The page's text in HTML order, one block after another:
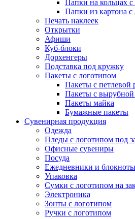
Папки на кольцах
Папки из картона
Печать наклеек
Открытки
Афиши
Куб-блоки
Дорхенгеры
Подставка под кружку
Пакеты с логотипом
Пакеты с петлевой
Пакеты с вырубной
Пакеты майка
Бумажные пакеты
Сувенирная продукция
Одежда
Пледы с логотипом под
Офисные сувениры
Посуда
Ежедневники и
Упаковка
Сумки с логотипом на
Электроника
Зонты с логотипом
Ручки с логотипом